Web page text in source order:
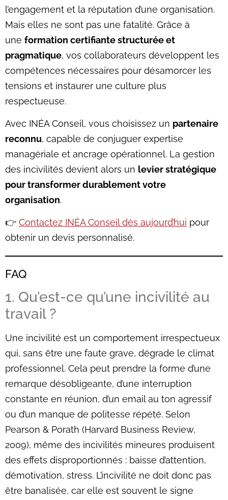
l’engagement et la réputation d’une organisation.
Mais elles ne sont pas une fatalité. Grâce à
une formation certifiante structurée et
pragmatique, vos collaborateurs développent les
compétences nécessaires pour désamorcer les
tensions et instaurer une culture plus
respectueuse.
Avec INÉA Conseil, vous choisissez un partenaire
reconnu, capable de conjuguer expertise
managériale et ancrage opérationnel. La gestion
des incivilités devient alors un levier stratégique
pour transformer durablement votre
organisation.
👉 Contactez INÉA Conseil dès aujourd’hui pour
obtenir un devis personnalisé.
FAQ
1. Qu’est-ce qu’une incivilité au
travail ?
Une incivilité est un comportement irrespectueux
qui, sans être une faute grave, dégrade le climat
professionnel. Cela peut prendre la forme d’une
remarque désobligeante, d’une interruption
constante en réunion, d’un email au ton agressif
ou d’un manque de politesse répété. Selon
Pearson & Porath (Harvard Business Review,
2009), même des incivilités mineures produisent
des effets disproportionnés : baisse d’attention,
démotivation, stress. L’incivilité ne doit donc pas
être banalisée, car elle est souvent le signe